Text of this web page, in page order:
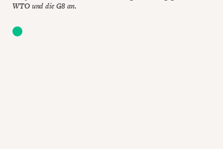
WTO und die G8 an.